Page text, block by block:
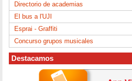
Directorio de academias
El bus a l'UJI
Esprai - Graffiti
Concurso grupos musicales
Destacamos